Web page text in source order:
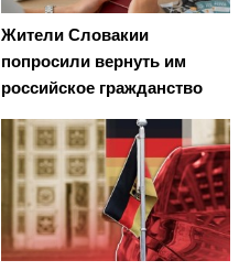
Жители Словакии
попросили вернуть им
российское гражданство